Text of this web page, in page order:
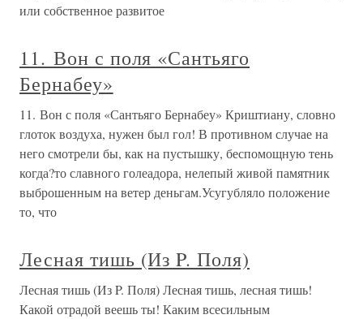
или собственное развитое
11. Вон с поля «Сантьяго
Бернабеу»
11. Вон с поля «Сантьяго Бернабеу» Криштиану, словно
глоток воздуха, нужен был гол! В противном случае на
него смотрели бы, как на пустышку, беспомощную тень
когда?то славного голеадора, нелепый живой памятник
выброшенным на ветер деньгам.Усугубляло положение
то, что
Лесная тишь (Из P. Поля)
Лесная тишь (Из P. Поля) Лесная тишь, лесная тишь!
Какой отрадой веешь ты! Каким всесильным